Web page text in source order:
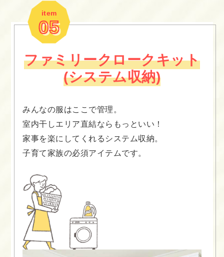
item
05
ファミリークロークキット
(システム収納)
みんなの服はここで管理。
室内干しエリア直結ならもっといい！
家事を楽にしてくれるシステム収納。
子育て家族の必須アイテムです。